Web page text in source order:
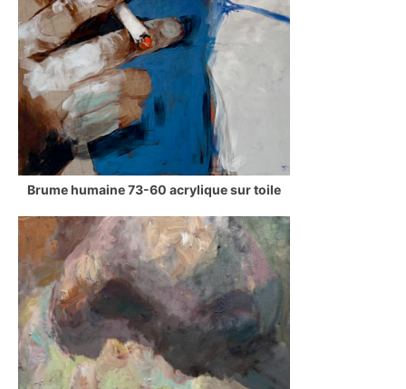
Brume humaine 73-60 acrylique sur toile